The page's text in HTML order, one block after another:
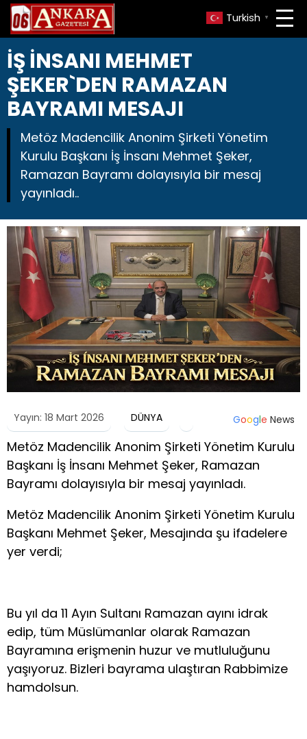
Turkish ▼
İŞ İNSANI MEHMET
ŞEKER`DEN RAMAZAN
BAYRAMI MESAJI
Metöz Madencilik Anonim Şirketi Yönetim
Kurulu Başkanı İş İnsanı Mehmet Şeker,
Ramazan Bayramı dolayısıyla bir mesaj
yayınladı..
Yayın: 18 Mart 2026 DÜNYA Google News
Metöz Madencilik Anonim Şirketi Yönetim Kurulu
Başkanı İş İnsanı Mehmet Şeker, Ramazan
Bayramı dolayısıyla bir mesaj yayınladı.
Metöz Madencilik Anonim Şirketi Yönetim Kurulu
Başkanı Mehmet Şeker, Mesajında şu ifadelere
yer verdi;
Bu yıl da 11 Ayın Sultanı Ramazan ayını idrak
edip, tüm Müslümanlar olarak Ramazan
Bayramına erişmenin huzur ve mutluluğunu
yaşıyoruz. Bizleri bayrama ulaştıran Rabbimize
hamdolsun.